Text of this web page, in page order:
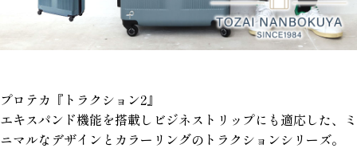
プロテカ『トラクション2』
エキスパンド機能を搭載しビジネストリップにも適応した、ミ
ニマルなデザインとカラーリングのトラクションシリーズ。